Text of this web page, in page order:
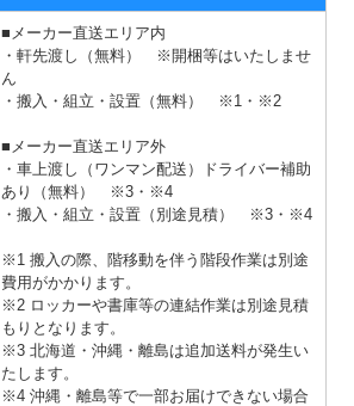
■メーカー直送エリア内
・軒先渡し（無料） ※開梱等はいたしませ
ん
・搬入・組立・設置（無料）
※1・※2
■メーカー直送エリア外
・車上渡し（ワンマン配送）ドライバー補助
あり（無料）
※3・※4
・搬入・組立・設置（別途見積）
※3・※4
※1 搬入の際、階移動を伴う階段作業は別途
費用がかかります。
※2 ロッカーや書庫等の連結作業は別途見積
もりとなります。
※3 北海道・沖縄・離島は追加送料が発生い
たします。
※4 沖縄・離島等で一部お届けできない場合